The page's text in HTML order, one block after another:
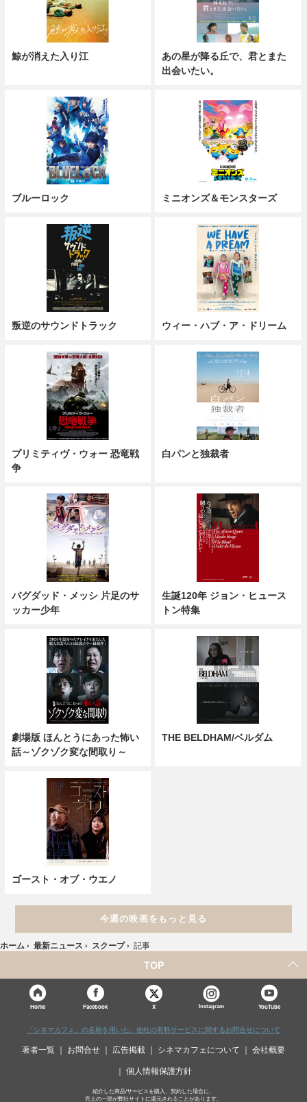
鯨が消えた入り江
あの星が降る丘で、君とまた
出会いたい。
ブルーロック ミニオンズ＆モンスターズ
叛逆のサウンドトラック ウィー・ハブ・ア・ドリーム
プリミティヴ・ウォー 恐竜戦
争
白パンと独裁者
バグダッド・メッシ 片足のサ
ッカー少年
生誕120年 ジョン・ヒュース
トン特集
劇場版 ほんとうにあった怖い
話～ゾクゾク変な間取り～
THE BELDHAM/ベルダム
ゴースト・オブ・ウエノ
今週の映画をもっと見る
ホーム › 最新ニュース › スクープ › 記事
TOP
Home Facebook X Instagram YouTube
「シネマカフェ」の名称を用いた、他社の有料サービスに関するお問合せについて
著者一覧 お問合せ 広告掲載 シネマカフェについて 会社概要
個人情報保護方針
紹介した商品/サービスを購入、契約した場合に、
売上の一部が弊社サイトに還元されることがあります。